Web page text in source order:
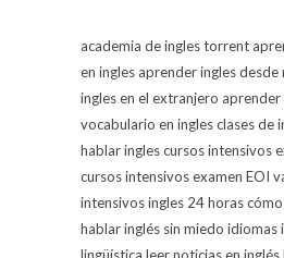
academia de ingles torrent
en ingles aprender ingles desde
ingles en el extranjero aprender
vocabulario en inglesclases de
hablar inglescursos intensivos
cursos intensivos examen EOI
intensivos ingles 24 horas
hablar inglés sin miedo idiomas